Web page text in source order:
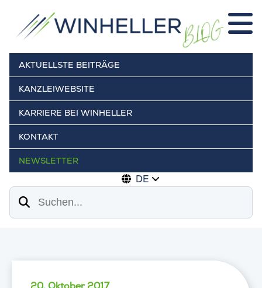
AKTUELLSTE BEITRÄGE
KANZLEIWEBSITE
KARRIERE BEI WINHELLER
KONTAKT
NEWSLETTER
DE
Suchen